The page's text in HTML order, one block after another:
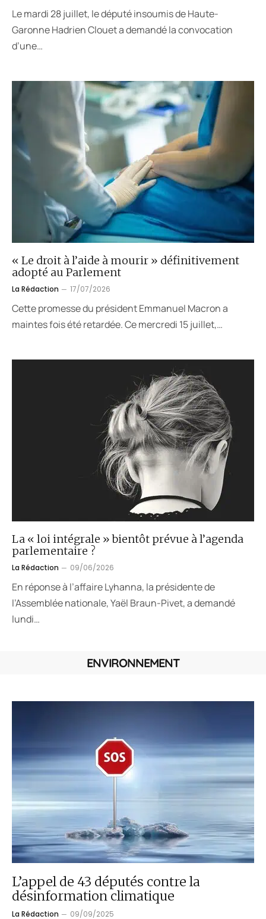
Le mardi 28 juillet, le député insoumis de Haute-
Garonne Hadrien Clouet a demandé la convocation
d’une…
« Le droit à l’aide à mourir » définitivement
adopté au Parlement
La Rédaction 17/07/2026
Cette promesse du président Emmanuel Macron a
maintes fois été retardée. Ce mercredi 15 juillet,…
La « loi intégrale » bientôt prévue à l’agenda
parlementaire ?
La Rédaction 09/06/2026
En réponse à l’affaire Lyhanna, la présidente de
l’Assemblée nationale, Yaël Braun-Pivet, a demandé
lundi…
ENVIRONNEMENT
L’appel de 43 députés contre la
désinformation climatique
La Rédaction 09/09/2025